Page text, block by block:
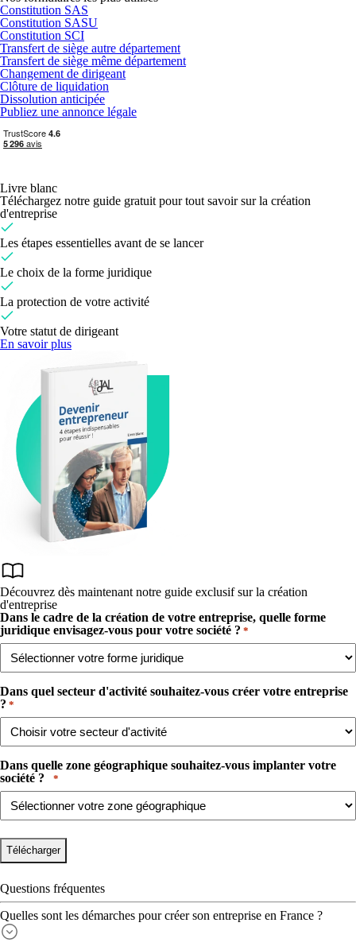
Constitution SAS
Constitution SASU
Constitution SCI
Transfert de siège autre département
Transfert de siège même département
Changement de dirigeant
Clôture de liquidation
Dissolution anticipée
Publiez une annonce légale
Livre blanc
Téléchargez notre guide gratuit pour tout savoir sur la création
d'entreprise
Les étapes essentielles avant de se lancer
Le choix de la forme juridique
La protection de votre activité
Votre statut de dirigeant
En savoir plus
Découvrez dès maintenant notre guide exclusif sur la création
d'entreprise
Dans le cadre de la création de votre entreprise, quelle forme
juridique envisagez-vous pour votre société ? *
Dans quel secteur d'activité souhaitez-vous créer votre entreprise
?​ *
Dans quelle zone géographique souhaitez-vous implanter votre
société ? ​ ​
*
Questions fréquentes
Quelles sont les démarches pour créer son entreprise en France ?